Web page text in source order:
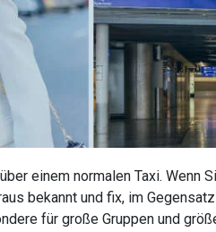
einem normalen Taxi. Wenn
bekannt und fix, im
für große Gruppen und